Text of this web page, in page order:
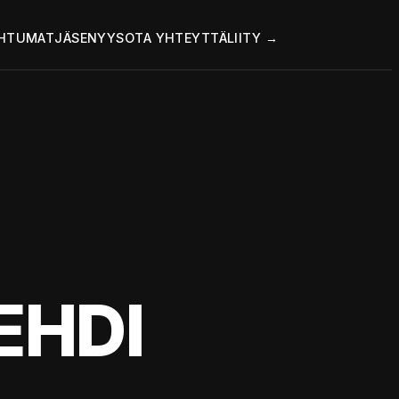
JÄSENYYSOTA YHTEYTTÄLIITY →